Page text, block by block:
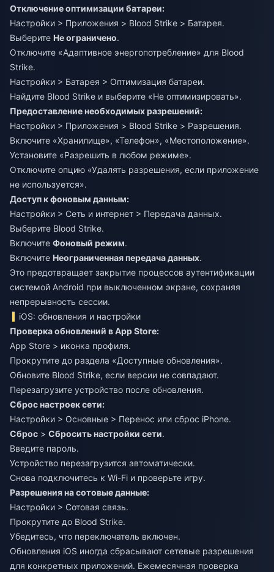
Отключение оптимизации батареи:
Настройки > Приложения > Blood Strike > Батарея.
Выберите Не ограничено.
Отключите «Адаптивное энергопотребление» для Blood
Strike.
Настройки > Батарея > Оптимизация батареи.
Найдите Blood Strike и выберите «Не оптимизировать».
Предоставление необходимых разрешений:
Настройки > Приложения > Blood Strike > Разрешения.
Включите «Хранилище», «Телефон», «Местоположение».
Установите «Разрешить в любом режиме».
Отключите опцию «Удалять разрешения, если приложение
не используется».
Доступ к фоновым данным:
Настройки > Сеть и интернет > Передача данных.
Выберите Blood Strike.
Включите Фоновый режим.
Включите Неограниченная передача данных.
Это предотвращает закрытие процессов аутентификации
системой Android при выключенном экране, сохраняя
непрерывность сессии.
iOS: обновления и настройки
Проверка обновлений в App Store:
App Store > иконка профиля.
Прокрутите до раздела «Доступные обновления».
Обновите Blood Strike, если версии не совпадают.
Перезагрузите устройство после обновления.
Сброс настроек сети:
Настройки > Основные > Перенос или сброс iPhone.
Сброс > Сбросить настройки сети.
Введите пароль.
Устройство перезагрузится автоматически.
Снова подключитесь к Wi-Fi и проверьте игру.
Разрешения на сотовые данные:
Настройки > Сотовая связь.
Прокрутите до Blood Strike.
Убедитесь, что переключатель включен.
Обновления iOS иногда сбрасывают сетевые разрешения
для конкретных приложений. Ежемесячная проверка